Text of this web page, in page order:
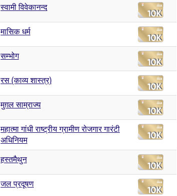
स्वामी विवेकानन्द
मासिक धर्म
सम्भोग
रस (काव्य शास्त्र)
मुग़ल साम्राज्य
महात्मा गांधी राष्ट्रीय ग्रामीण रोजगार गारंटी
अधिनियम
हस्तमैथुन
जल प्रदूषण